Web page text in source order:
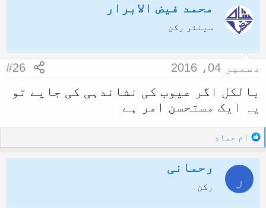
محمد فیض الابرار
سینئر رکن
دسمبر 04، 2016 #26
بالکل اگر عیوب کی نشاندہی کی جایے تو
یہ ایک مستحسن امر ہے
R
e
a
ام حماد
ر
رحمانی
رکن